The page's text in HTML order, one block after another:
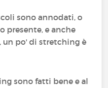
sono annodati, o
presente, e anche
un po' di stretching è
sono fatti bene e al